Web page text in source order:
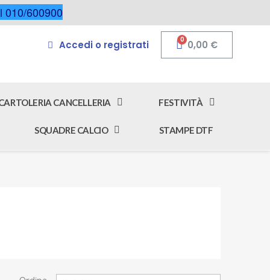
010/600900
Accedi o registrati 0,00 €
CANCELLERIA FESTIVITÀ
SQUADRE CALCIO STAMPE DTF